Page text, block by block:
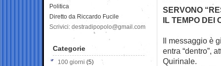
SERVONO
IL TEMPO DEI
Il messaggio è
entra “dentro”,
Quirinale.
Politica
Diretto da Riccardo Fucile
Scrivici: destradipopolo@gmail.com
Categorie
100 giorni (5)